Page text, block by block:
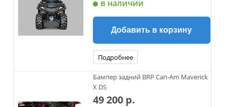
в наличии
Добавить в корзину
Подробнее
Бампер задний BRP Can-Am Maverick
X DS
49 200 р.